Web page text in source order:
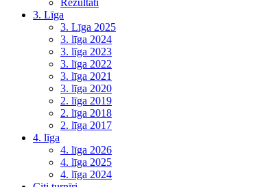
Rezultāti
3. Līga
3. Līga 2025
3. līga 2024
3. līga 2023
3. līga 2022
3. līga 2021
3. līga 2020
2. līga 2019
2. līga 2018
2. līga 2017
4. līga
4. līga 2026
4. līga 2025
4. līga 2024